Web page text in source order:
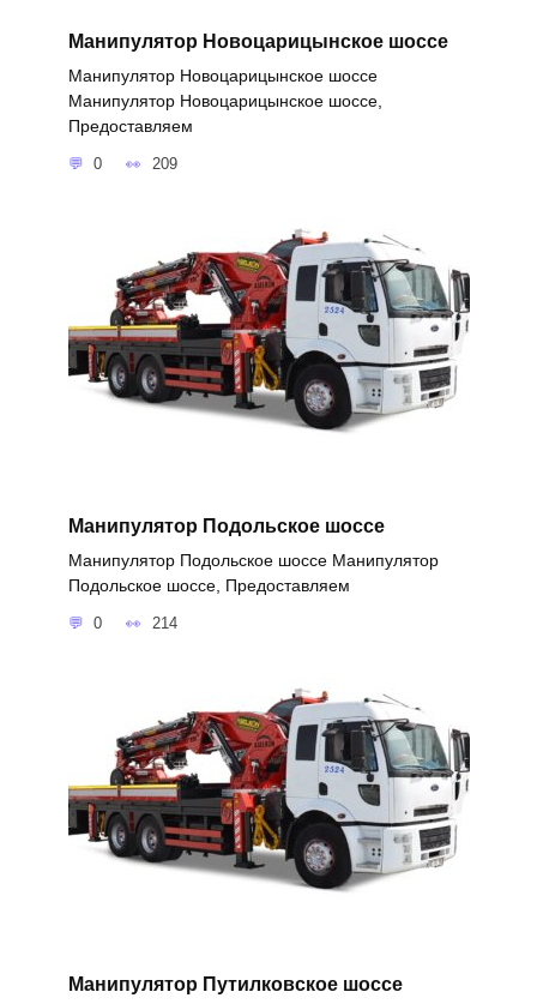
Манипулятор Новоцарицынское шоссе
Манипулятор Новоцарицынское шоссе
Манипулятор Новоцарицынское шоссе,
Предоставляем
0 209
Манипулятор Подольское шоссе
Манипулятор Подольское шоссе Манипулятор
Подольское шоссе, Предоставляем
0 214
Манипулятор Путилковское шоссе